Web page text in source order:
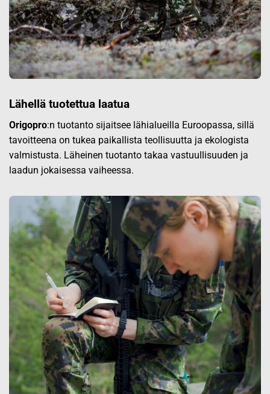
Lähellä tuotettua laatua
Origopro:n tuotanto sijaitsee lähialueilla Euroopassa, sillä
tavoitteena on tukea paikallista teollisuutta ja ekologista
valmistusta. Läheinen tuotanto takaa vastuullisuuden ja
laadun jokaisessa vaiheessa.